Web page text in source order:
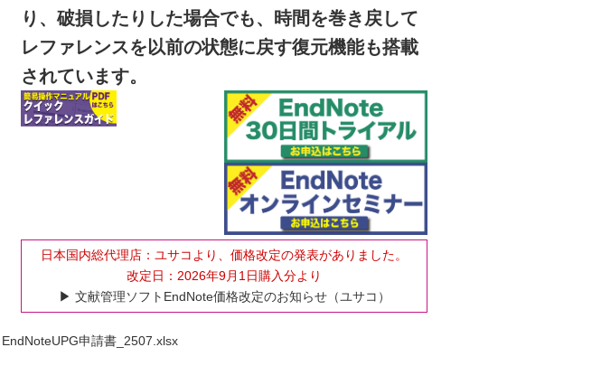
り、破損したりした場合でも、時間を巻き戻して
レファレンスを以前の状態に戻す復元機能も搭載
されています。
日本国内総代理店：ユサコより、価格改定の発表がありました。
改定日：2026年9月1日購入分より
▶︎ 文献管理ソフトEndNote価格改定のお知らせ（ユサコ）
EndNoteUPG申請書_2507.xlsx